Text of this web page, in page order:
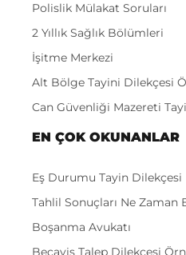
Polislik Mülakat Soruları
2 Yıllık Sağlık Bölümleri
İşitme Merkezi
Alt Bölge Tayini Dilekçesi
Can Güvenliği Mazereti
EN ÇOK OKUNANLAR
Eş Durumu Tayin Dilekçesi
Tahlil Sonuçları Ne Zaman
Boşanma Avukatı